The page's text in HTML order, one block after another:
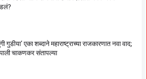
गुडीया’ एका शब्दाने महाराष्ट्राच्या राजकारणात नवा वाद;
चाकणकर संतापल्या